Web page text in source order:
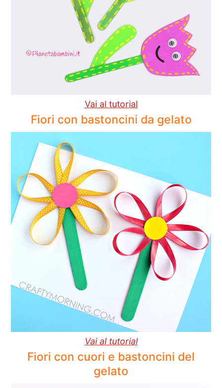
Vai al tutorial
Fiori con bastoncini da gelato
Vai al tutorial
Fiori con cuori e bastoncini del
gelato